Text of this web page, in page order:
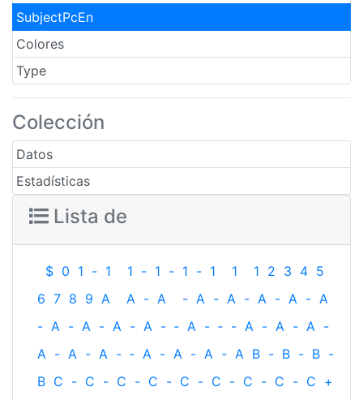
SubjectPcEn
Colores
Type
Colección
Datos
Estadísticas
Lista de
$ 0 1 - 1 1 - 1 - 1 - 1 1 1 2 3 4 5
6 7 8 9 A A - A - A - A - A - A - A
- A - A - A - A - ‐ A - ‐ - A - A - A -
A - A - A - ‐ A - A - A - A B - B - B -
B C - C - C - C - C - C - C - C - C +